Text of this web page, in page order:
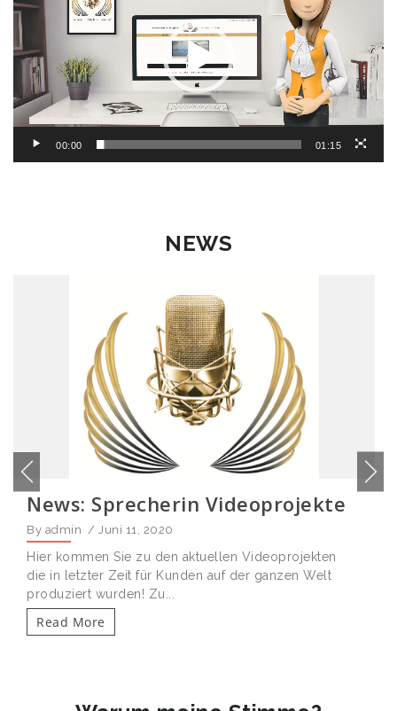
00:00 01:15
NEWS
News: Sprecherin Videoprojekte
By admin / Juni 11, 2020
Hier kommen Sie zu den aktuellen Videoprojekten
die in letzter Zeit für Kunden auf der ganzen Welt
produziert wurden! Zu...
Read More